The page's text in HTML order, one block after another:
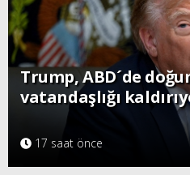
Trump, ABD´de
vatandaşlığı
17 saat önce